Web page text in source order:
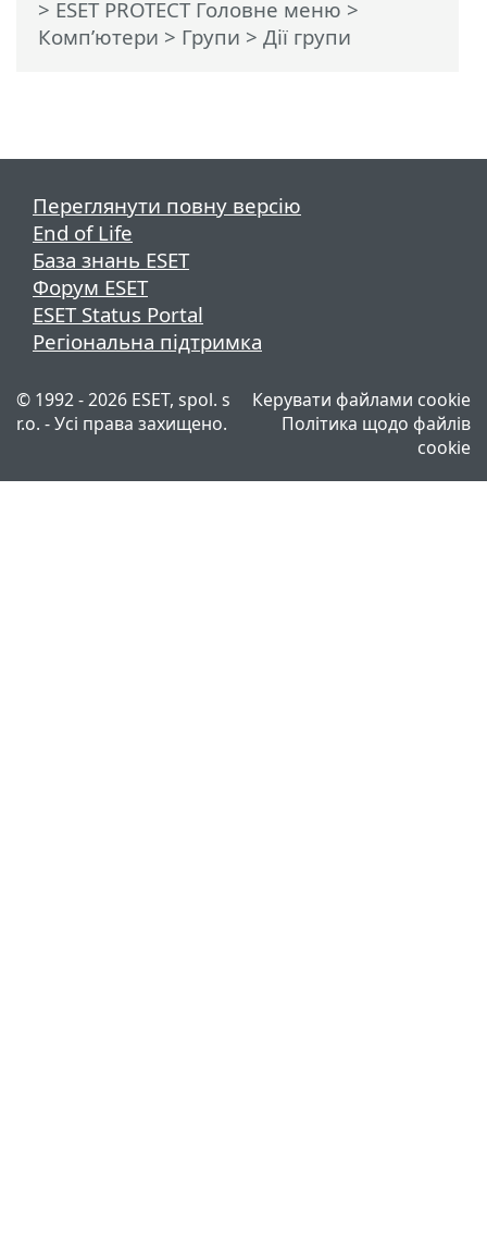
> ESET PROTECT Головне меню >
Комп’ютери > Групи > Дії групи
Переглянути повну версію
End of Life
База знань ESET
Форум ESET
ESET Status Portal
Регіональна підтримка
© 1992 - 2026 ESET, spol. s
r.o. - Усі права захищено.
Керувати файлами cookie
Політика щодо файлів
cookie